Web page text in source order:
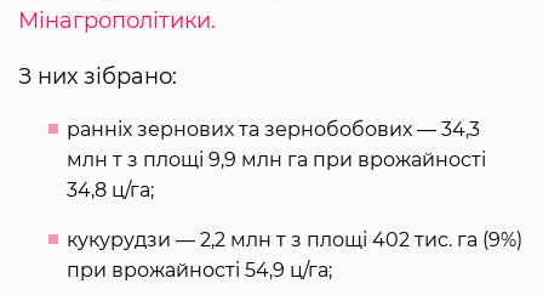
Мінагрополітики.
З них зібрано:
ранніх зернових та зернобобових — 34,3
млн т з площі 9,9 млн га при врожайності
34,8 ц/га;
кукурудзи — 2,2 млн т з площі 402 тис. га (9%)
при врожайності 54,9 ц/га;